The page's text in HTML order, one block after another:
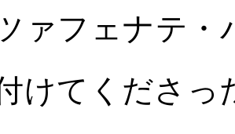
ァフェナテ・
けてくださっ